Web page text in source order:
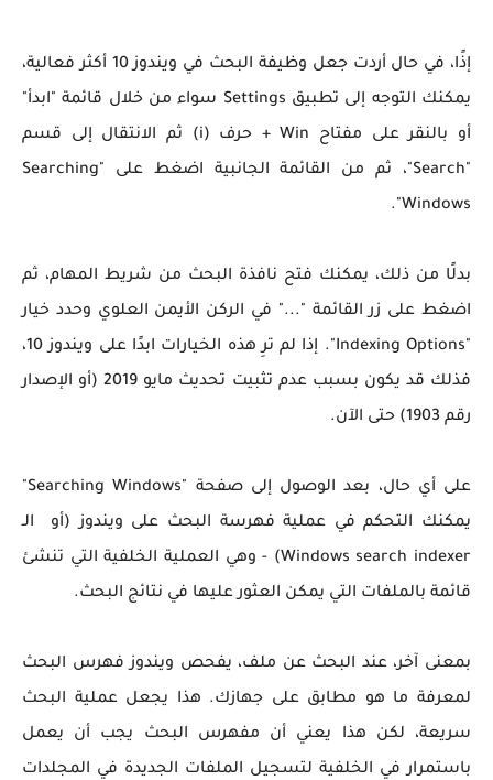
إذًا، في حال أردت جعل وظيفة البحث في ويندوز 10 أكثر فعالية،
يمكنك التوجه إلى تطبيق Settings سواء من خلال قائمة "ابدأ"
أو بالنقر على مفتاح Win + حرف (i) ثم الانتقال إلى قسم
"Search"، ثم من القائمة الجانبية اضغط على "Searching
Windows".
بدلًا من ذلك، يمكنك فتح نافذة البحث من شريط المهام، ثم
اضغط على زر القائمة "..." في الركن الأيمن العلوي وحدد خيار
"Indexing Options".
إذا لم ترِ هذه الخيارات ابدًا على ويندوز 10،
فذلك قد يكون بسبب عدم تثبيت تحديث مايو 2019 (أو الإصدار
رقم 1903) حتى الآن.
على أي حال، بعد الوصول إلى صفحة "Searching Windows"
يمكنك التحكم في عملية فهرسة البحث على ويندوز (أو الـ
Windows search indexer) - وهي العملية الخلفية التي تنشئ
قائمة بالملفات التي يمكن العثور عليها في نتائج البحث.
بمعنى آخر، عند البحث عن ملف، يفحص ويندوز فهرس البحث
لمعرفة ما هو مطابق على جهازك. هذا يجعل عملية البحث
سريعة، لكن هذا يعني أن مفهرس البحث يجب أن يعمل
باستمرار في الخلفية لتسجيل الملفات الجديدة في المجلدات